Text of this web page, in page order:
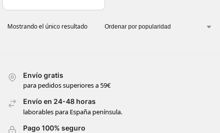
Mostrando el único resultado
Envío gratis
para pedidos superiores a 59€
Envío en 24-48 horas
laborables para España península.
Pago 100% seguro